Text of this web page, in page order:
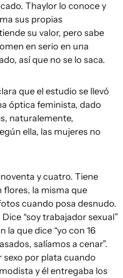
Thaylor lo conoce y
sus propias
su valor, pero sabe
en serio en una
así que no se lo saca.
que el estudio se llevó
óptica feminista, dado
naturalemente,
ella, las mujeres no
y cuatro. Tiene
flores, la misma que
cuando posa desnudo.
“soy trabajador sexual”
la que dice “yo con 16
salíamos a cenar”.
sexo por plata cuando
y él entregaba los